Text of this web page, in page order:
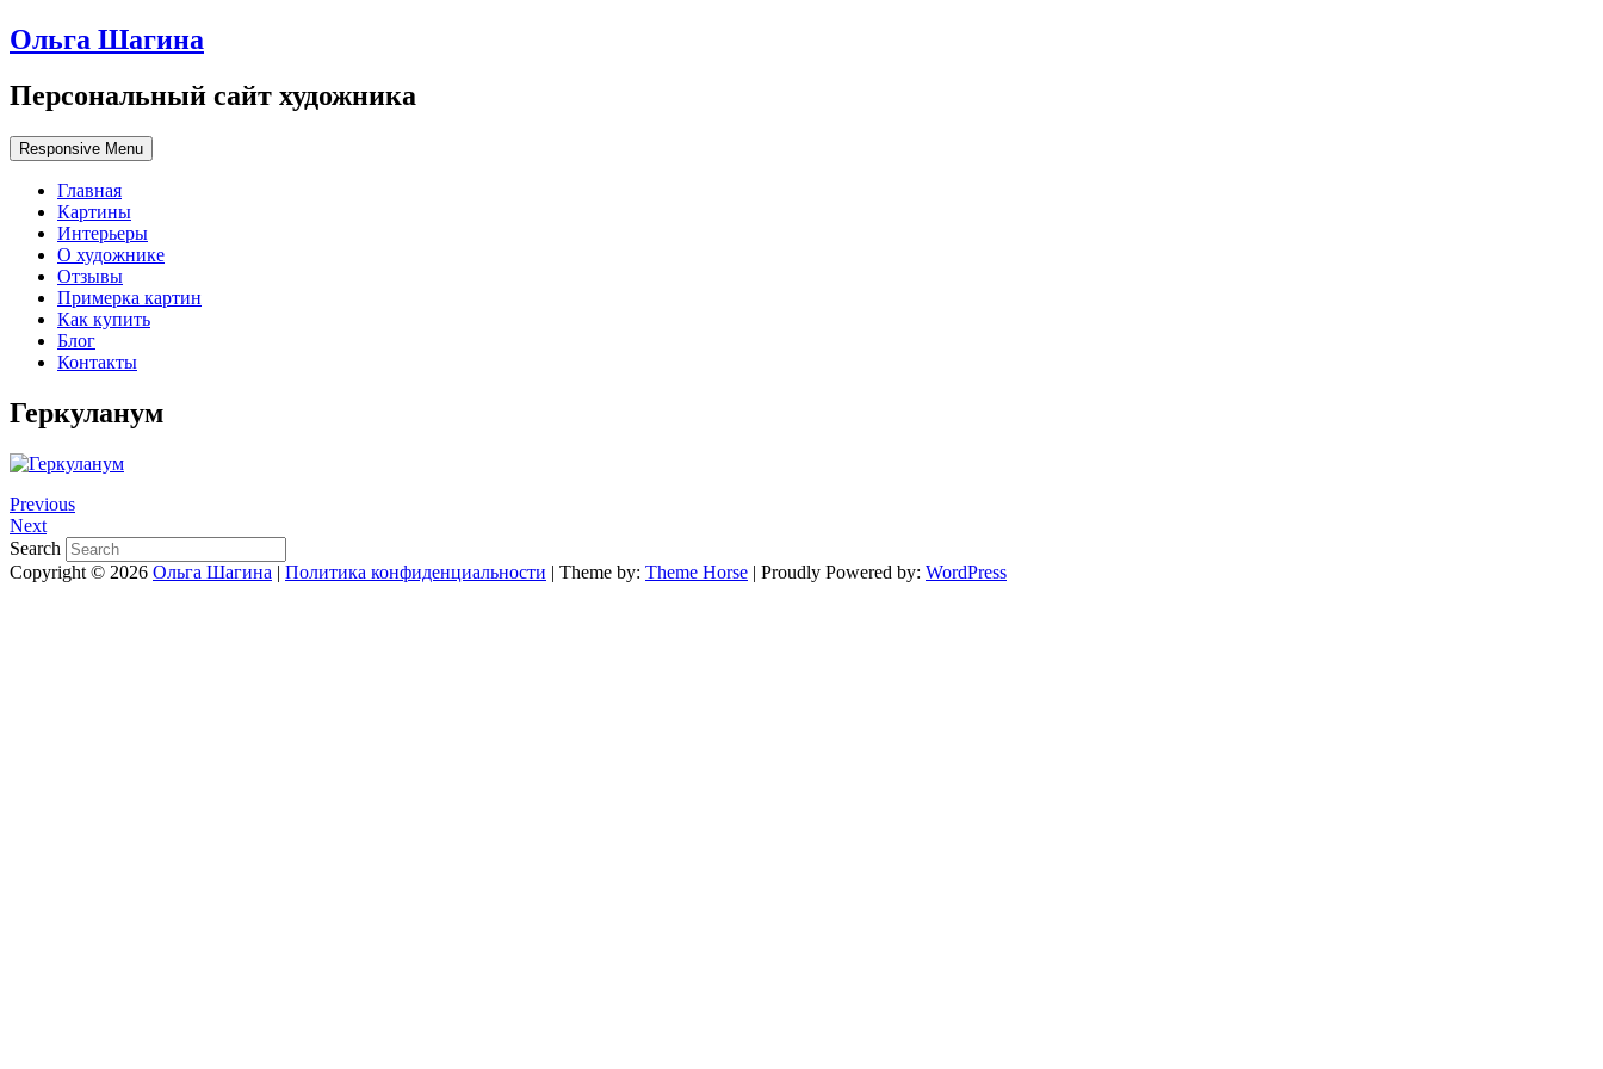
Ольга Шагина
Персональный сайт художника
Responsive Menu
Главная
Картины
Интерьеры
О художнике
Отзывы
Примерка картин
Как купить
Блог
Контакты
Геркуланум
Previous
Next
Search
Copyright © 2026 Ольга Шагина | Политика конфиденциальности | Theme by: Theme Horse | Proudly Powered by: WordPress